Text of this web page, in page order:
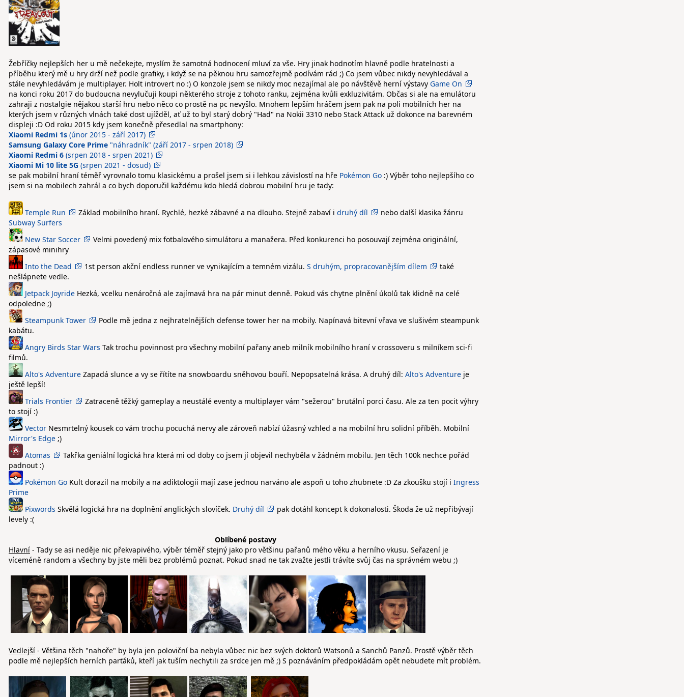
Žebříčky nejlepších her u mě nečekejte, myslím že samotná hodnocení mluví za vše. Hry jinak hodnotím hlavně podle hratelnosti a
příběhu který mě u hry drží než podle grafiky, i když se na pěknou hru samozřejmě podívám rád ;) Co jsem vůbec nikdy nevyhledával a
stále nevyhledávám je multiplayer. Holt introvert no :) O konzole jsem se nikdy moc nezajímal ale po návštěvě herní výstavy Game On
na konci roku 2017 do budoucna nevylučuji koupi některého stroje z tohoto ranku, zejména kvůli exkluzivitám. Občas si ale na emulátoru
zahraji z nostalgie nějakou starší hru nebo něco co prostě na pc nevyšlo. Mnohem lepším hráčem jsem pak na poli mobilních her na
kterých jsem v různých vlnách také dost ujížděl, ať už to byl starý dobrý "Had" na Nokii 3310 nebo Stack Attack už dokonce na barevném
displeji :D Od roku 2015 kdy jsem konečně přesedlal na smartphony:
Xiaomi Redmi 1s (únor 2015 - září 2017)
Samsung Galaxy Core Prime "náhradník" (září 2017 - srpen 2018)
Xiaomi Redmi 6 (srpen 2018 - srpen 2021)
Xiaomi Mi 10 lite 5G (srpen 2021 - dosud)
se pak mobilní hraní téměř vyrovnalo tomu klasickému a prošel jsem si i lehkou závislostí na hře Pokémon Go :) Výběr toho nejlepšího co
jsem si na mobilech zahrál a co bych doporučil každému kdo hledá dobrou mobilní hru je tady:
Temple Run Základ mobilního hraní. Rychlé, hezké zábavné a na dlouho. Stejně zabaví i druhý díl
nebo další klasika žánru
Subway Surfers
New Star Soccer
Velmi povedený mix fotbalového simulátoru a manažera. Před konkurenci ho posouvají zejména originální,
zápasové minihry
Into the Dead
1st person akční endless runner ve vynikajícím a temném vizálu. S druhým, propracovanějším dílem
také
nešlápnete vedle.
Jetpack Joyride Hezká, vcelku nenáročná ale zajímavá hra na pár minut denně. Pokud vás chytne plnění úkolů tak klidně na celé
odpoledne ;)
Steampunk Tower
Podle mě jedna z nejhratelnějších defense tower her na mobily. Napínavá bitevní vřava ve slušivém steampunk
kabátu.
Angry Birds Star Wars Tak trochu povinnost pro všechny mobilní pařany aneb milník mobilního hraní v crossoveru s milníkem sci-fi
filmů.
Alto's Adventure Zapadá slunce a vy se řítíte na snowboardu sněhovou bouří. Nepopsatelná krása. A druhý díl: Alto's Adventure je
ještě lepší!
Trials Frontier
Zatraceně těžký gameplay a neustálé eventy a multiplayer vám "sežerou" brutální porci času. Ale za ten pocit výhry
to stojí :)
Vector Nesmrtelný kousek co vám trochu pocuchá nervy ale zároveň nabízí úžasný vzhled a na mobilní hru solidní příběh. Mobilní
Mirror's Edge ;)
Atomas
Takřka geniální logická hra která mi od doby co jsem jí objevil nechyběla v žádném mobilu. Jen těch 100k nechce pořád
padnout :)
Pokémon Go Kult dorazil na mobily a na adiktologii mají zase jednou narváno ale aspoň u toho zhubnete :D Za zkoušku stojí i Ingress
Prime
Pixwords Skvělá logická hra na doplnění anglických slovíček. Druhý díl
pak dotáhl koncept k dokonalosti. Škoda že už nepřibývají
levely :(
Oblíbené postavy
Hlavní - Tady se asi neděje nic překvapivého, výběr téměř stejný jako pro většinu pařanů mého věku a herního vkusu. Seřazení je
víceméně random a všechny by jste měli bez problémů poznat. Pokud snad ne tak zvažte jestli trávíte svůj čas na správném webu ;)
Vedlejší - Většina těch "nahoře" by byla jen poloviční ba nebyla vůbec nic bez svých doktorů Watsonů a Sanchů Panzů. Prostě výběr těch
podle mě nejlepších herních parťáků, kteří jak tuším nechytili za srdce jen mě ;) S poznáváním předpokládám opět nebudete mít problém.